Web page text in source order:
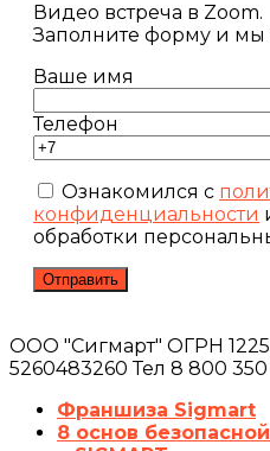
Видео встреча в Zoom.
Заполните форму и мы
Ваше имя
Телефон
Ознакомился с
конфиденциальности
обработки
ООО "Сигмарт" ОГРН
5260483260 Тел 8 800 350
Франшиза Sigmart
8 основ